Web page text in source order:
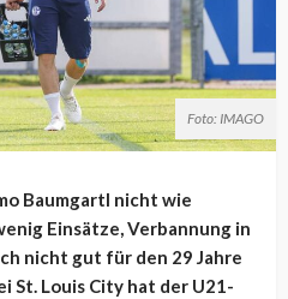
Foto: IMAGO
Baumgartl nicht wie
Einsätze, Verbannung in
nicht gut für den 29 Jahre
St. Louis City hat der U21-